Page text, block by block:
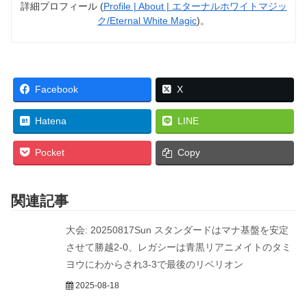
詳細プロフィール (Profile | About | エターナルホワイトマジッ
ク/Eternal White Magic)。
Facebook X
Hatena LINE
Pocket Copy
関連記事
大会: 20250817Sun スタンダードはマナ基盤を安定
させて勝越2-0、レガシーは青黒リアニメイトのタミ
ヨウにわからされ3-3で最後のリベリオン
2025-08-18